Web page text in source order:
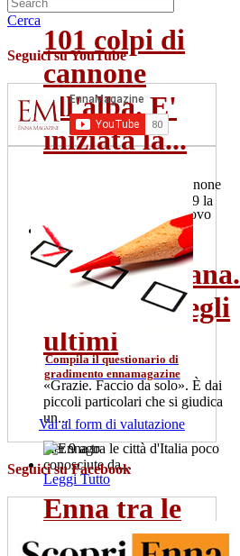
101 colpi di
cannone
all'alba. E'
iniziata la...
Il 2 luglio 101 colpi di cannone
salutano la Patrona. Alle 19 la
"Nave d'oro" esce dal...
gio 2 lug
Leggi Tutto
Rosario Gisana.
Il vescovo degli
ultimi
«Grazie. Faccio da solo». È dai
piccoli particolari che si giudica
un...
mer 9 ago
Leggi Tutto
Enna tra le
città d'Italia
Cerca
Seguici su YouTube
Compila il questionario di
gradimento ennamagazine
Vai al form di valutazione
Seguici su Facebook